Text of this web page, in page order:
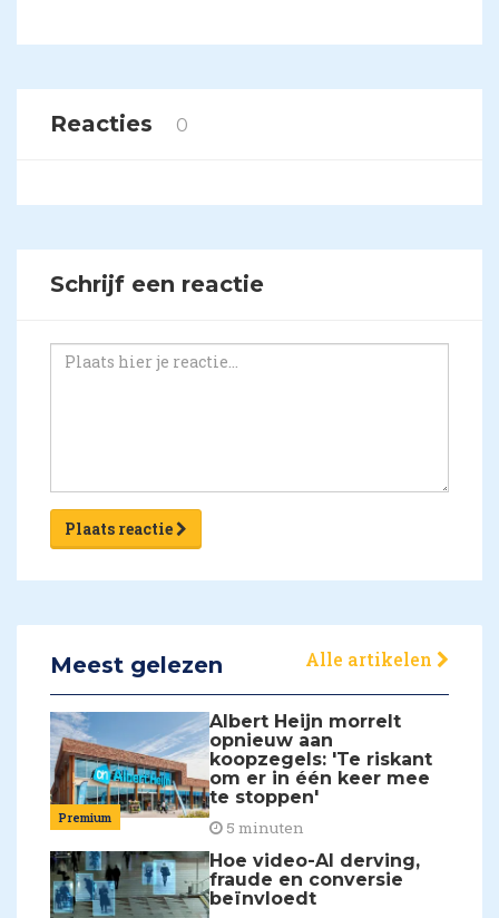
Reacties 0
Schrijf een reactie
Plaats reactie
Meest gelezen Alle artikelen
Premium
Albert Heijn morrelt
opnieuw aan
koopzegels: 'Te riskant
om er in één keer mee
te stoppen'
5 minuten
Hoe video-AI derving,
fraude en conversie
beïnvloedt